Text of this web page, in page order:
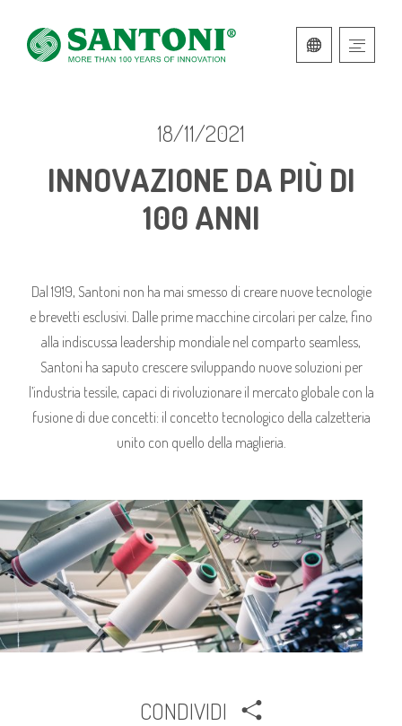
18/11/2021
INNOVAZIONE DA PIÙ DI
100 ANNI
Dal 1919, Santoni non ha mai smesso di creare nuove tecnologie
e brevetti esclusivi. Dalle prime macchine circolari per calze, fino
alla indiscussa leadership mondiale nel comparto seamless,
Santoni ha saputo crescere sviluppando nuove soluzioni per
l’industria tessile, capaci di rivoluzionare il mercato globale con la
fusione di due concetti: il concetto tecnologico della calzetteria
unito con quello della maglieria.
CONDIVIDI